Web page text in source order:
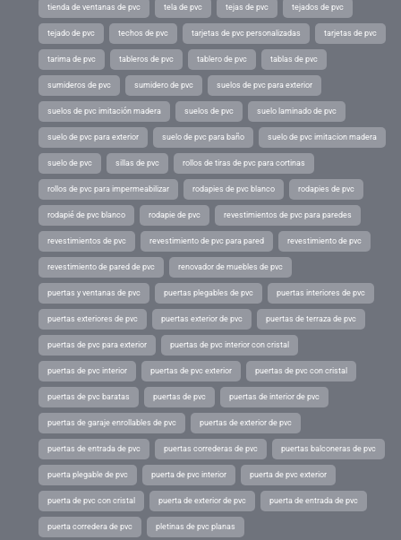
tienda de ventanas de pvc tela de pvc tejas de pvc tejados de pvc
tejado de pvc techos de pvc tarjetas de pvc personalizadas tarjetas de pvc
tarima de pvc tableros de pvc tablero de pvc tablas de pvc
sumideros de pvc sumidero de pvc suelos de pvc para exterior
suelos de pvc imitación madera suelos de pvc suelo laminado de pvc
suelo de pvc para exterior suelo de pvc para baño suelo de pvc imitacion madera
suelo de pvc sillas de pvc rollos de tiras de pvc para cortinas
rollos de pvc para impermeabilizar rodapies de pvc blanco rodapies de pvc
rodapié de pvc blanco rodapie de pvc revestimientos de pvc para paredes
revestimientos de pvc revestimiento de pvc para pared revestimiento de pvc
revestimiento de pared de pvc renovador de muebles de pvc
puertas y ventanas de pvc puertas plegables de pvc puertas interiores de pvc
puertas exteriores de pvc puertas exterior de pvc puertas de terraza de pvc
puertas de pvc para exterior puertas de pvc interior con cristal
puertas de pvc interior puertas de pvc exterior puertas de pvc con cristal
puertas de pvc baratas puertas de pvc puertas de interior de pvc
puertas de garaje enrollables de pvc puertas de exterior de pvc
puertas de entrada de pvc puertas correderas de pvc puertas balconeras de pvc
puerta plegable de pvc puerta de pvc interior puerta de pvc exterior
puerta de pvc con cristal puerta de exterior de pvc puerta de entrada de pvc
puerta corredera de pvc pletinas de pvc planas